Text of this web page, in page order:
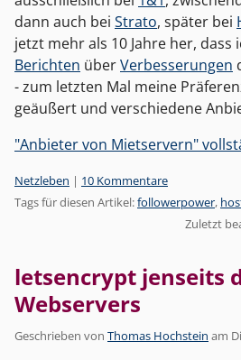
dann auch bei Strato, später bei
jetzt mehr als 10 Jahre her, dass
Berichten überVerbesserungen
- zum letzten Mal meine
geäußert und verschiedene
"Anbieter von Mietservern"
Kategorien:
Netzleben | 10 Kommentare
Tags für diesen Artikel:followerpower,
Zuletzt
letsencrypt jenseits
Webservers
Geschrieben von Thomas Hochstein am